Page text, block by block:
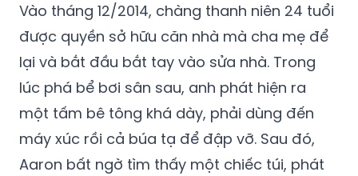
Vào tháng 12/2014, chàng thanh niên 24 tuổi
được quyền sở hữu căn nhà mà cha mẹ để
lại và bắt đầu bắt tay vào sửa nhà. Trong
lúc phá bể bơi sân sau, anh phát hiện ra
một tấm bê tông khá dày, phải dùng đến
máy xúc rồi cả búa tạ để đập vỡ. Sau đó,
Aaron bất ngờ tìm thấy một chiếc túi, phát